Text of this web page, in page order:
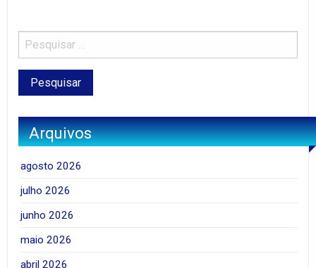
Arquivos
agosto 2026
julho 2026
junho 2026
maio 2026
abril 2026